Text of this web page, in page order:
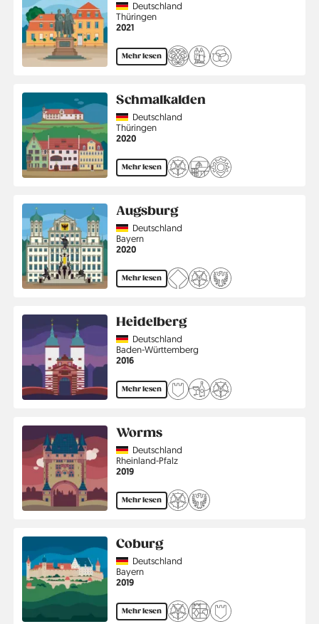
CountryDeutschland
Region
Thüringen
Jahr
2021
Mehr lesen
Schmalkalden
CountryDeutschland
Region
Thüringen
Jahr
2020
Mehr lesen
Augsburg
CountryDeutschland
Region
Bayern
Jahr
2020
Mehr lesen
Heidelberg
CountryDeutschland
Region
Baden-Württemberg
Jahr
2016
Mehr lesen
Worms
CountryDeutschland
Region
Rheinland-Pfalz
Jahr
2019
Mehr lesen
Coburg
CountryDeutschland
Region
Bayern
Jahr
2019
Mehr lesen